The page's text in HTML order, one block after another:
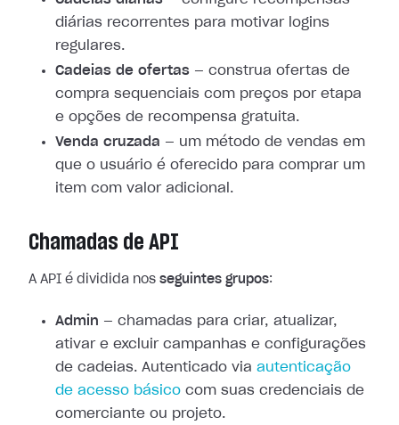
diárias recorrentes para motivar logins
regulares.
Cadeias de ofertas — construa ofertas de
compra sequenciais com preços por etapa
e opções de recompensa gratuita.
Venda cruzada — um método de vendas em
que o usuário é oferecido para comprar um
item com valor adicional.
Chamadas de API
A API é dividida nos seguintes grupos:
Admin — chamadas para criar, atualizar,
ativar e excluir campanhas e configurações
de cadeias. Autenticado via autenticação
de acesso básico com suas credenciais de
comerciante ou projeto.